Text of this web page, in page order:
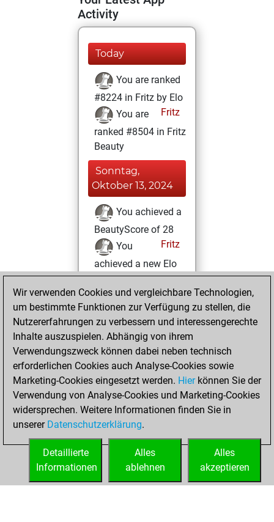
Activity
Today
You are ranked
#8224 in Fritz by Elo
Fritz
You are
ranked #8504 in Fritz
Beauty
Sonntag,
Oktober 13, 2024
You achieved a
BeautyScore of 28
Fritz
You
achieved a new Elo
of 1605
Donnerstag,
Oktober 3, 2024
You won
against Fritz
Fritz
Sonntag, August
1, 2021
You created
your Fritz account
Wir verwenden Cookies und vergleichbare Technologien,
um bestimmte Funktionen zur Verfügung zu stellen, die
Nutzererfahrungen zu verbessern und interessengerechte
Inhalte auszuspielen. Abhängig von ihrem
Verwendungszweck können dabei neben technisch
erforderlichen Cookies auch Analyse-Cookies sowie
Marketing-Cookies eingesetzt werden. Hierkönnen Sie der
Verwendung von Analyse-Cookies und Marketing-Cookies
widersprechen. Weitere Informationen finden Sie in
unserer Datenschutzerklärung.
Alles
akzeptieren
Alles
ablehnen
Detaillierte
Informationen